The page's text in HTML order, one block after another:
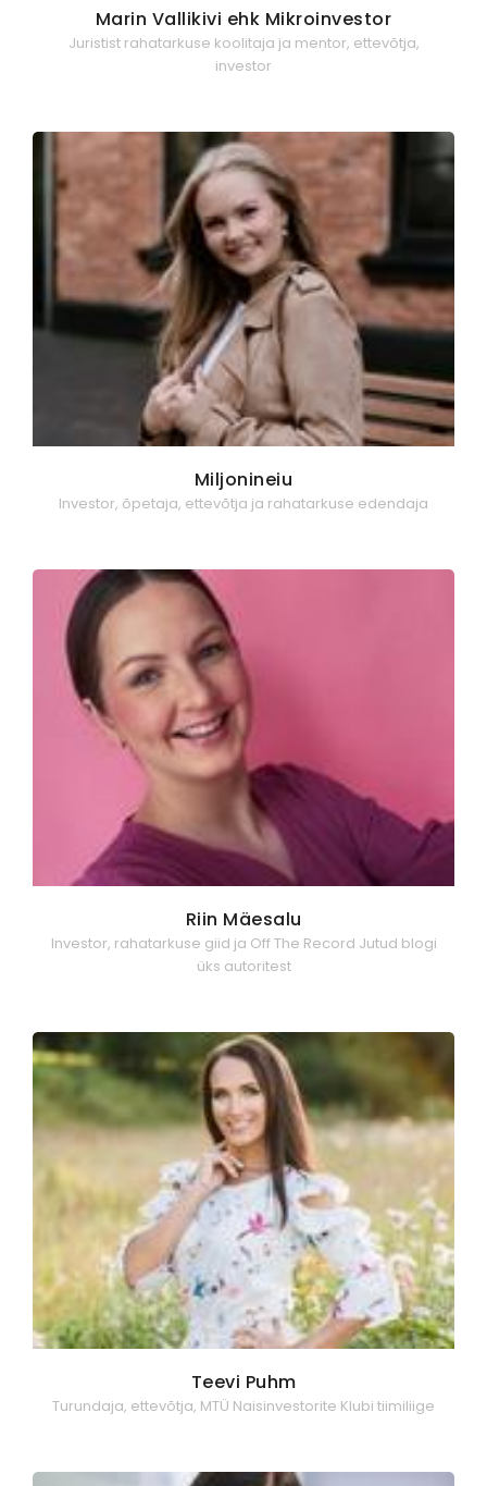
Marin Vallikivi ehk Mikroinvestor
Juristist rahatarkuse koolitaja ja mentor, ettevõtja,
investor
Miljonineiu
Investor, õpetaja, ettevõtja ja rahatarkuse edendaja
Riin Mäesalu
Investor, rahatarkuse giid ja Off The Record Jutud blogi
üks autoritest
Teevi Puhm
Turundaja, ettevõtja, MTÜ Naisinvestorite Klubi tiimiliige